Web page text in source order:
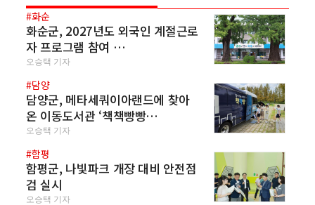
#화순
화순군, 2027년도 외국인 계절근로
자 프로그램 참여 …
오승택 기자
#담양
담양군, 메타세쿼이아랜드에 찾아
온 이동도서관 ‘책책빵빵…
오승택 기자
#함평
함평군, 나빛파크 개장 대비 안전점
검 실시
오승택 기자